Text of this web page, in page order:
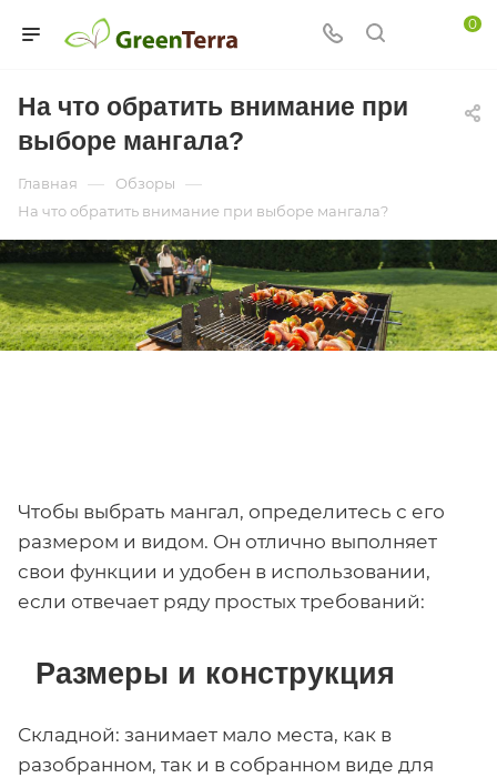
0
На что обратить внимание при
выборе мангала?
Главная — Обзоры —
На что обратить внимание при выборе мангала?
Чтобы выбрать мангал, определитесь с его
размером и видом. Он отлично выполняет
свои функции и удобен в использовании,
если отвечает ряду простых требований:
Размеры и конструкция
Складной: занимает мало места, как в
разобранном, так и в собранном виде для